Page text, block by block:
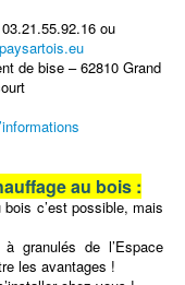
ou
de bise – 62810 Grand
au bois :
c’est possible, mais
granulés de l’Espace
les avantages !